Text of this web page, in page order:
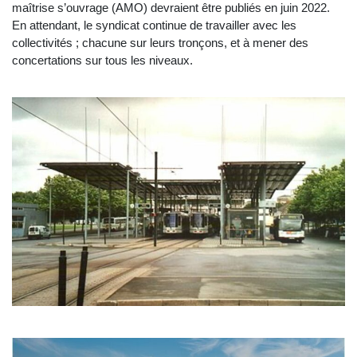
maîtrise s’ouvrage (AMO) devraient être publiés en juin 2022.
En attendant, le syndicat continue de travailler avec les
collectivités ; chacune sur leurs tronçons, et à mener des
concertations sur tous les niveaux.